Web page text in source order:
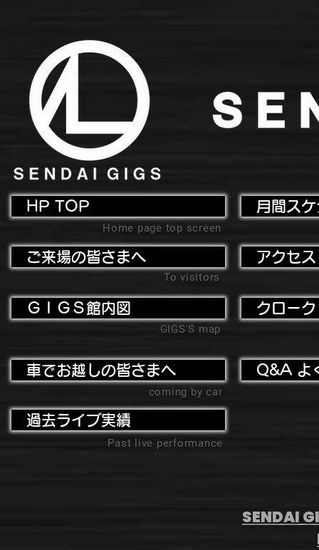
HP TOP
Home page top screen
ご来場の皆さまへ
To visitors
ＧＩＧＳ館内図
GIGS'S map
月間ス
アクセ
クローク
車でお越しの皆さまへ
coming by car
過去ライブ実績
Past live performance
Q&A よ
SENDAI